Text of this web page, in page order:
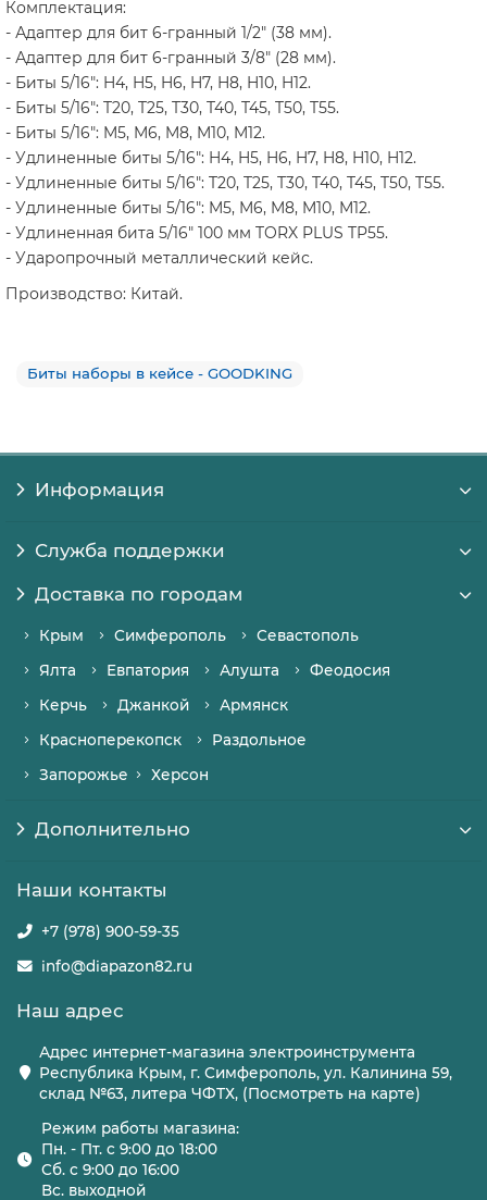
Комплектация:
- Адаптер для бит 6-гранный 1/2" (38 мм).
- Адаптер для бит 6-гранный 3/8" (28 мм).
- Биты 5/16": H4, H5, H6, H7, H8, H10, H12.
- Биты 5/16": T20, T25, T30, T40, T45, T50, T55.
- Биты 5/16": M5, M6, M8, M10, M12.
- Удлиненные биты 5/16": H4, H5, H6, H7, H8, H10, H12.
- Удлиненные биты 5/16": T20, T25, T30, T40, T45, T50, T55.
- Удлиненные биты 5/16": M5, M6, M8, M10, M12.
- Удлиненная бита 5/16" 100 мм TORX PLUS TP55.
- Ударопрочный металлический кейс.
Производство: Китай.
Биты наборы в кейсе - GOODKING
Информация
Служба поддержки
Доставка по городам
Крым Симферополь
Севастополь
Ялта
Евпатория Алушта
Феодосия
Керчь
Джанкой
Армянск
Красноперекопск
Раздольное
Запорожье
Херсон
Дополнительно
Наши контакты
+7 (978) 900-59-35
info@diapazon82.ru
Наш адрес
Адрес интернет-магазина электроинструмента
Республика Крым, г. Симферополь, ул. Калинина 59,
склад №63, литера ЧФТХ, (Посмотреть на карте)
Режим работы магазина:
Пн. - Пт. с 9:00 до 18:00
Сб. с 9:00 до 16:00
Вс. выходной